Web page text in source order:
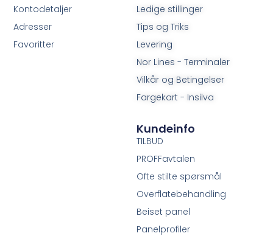
Ledige stillinger
Tips og Triks
Levering
Nor Lines - Terminaler
Vilkår og Betingelser
Fargekart - Insilva
Kontodetaljer
Adresser
Favoritter
Kundeinfo
TILBUD
PROFFavtalen
Ofte stilte spørsmål
Overflatebehandling
Beiset panel
Panelprofiler